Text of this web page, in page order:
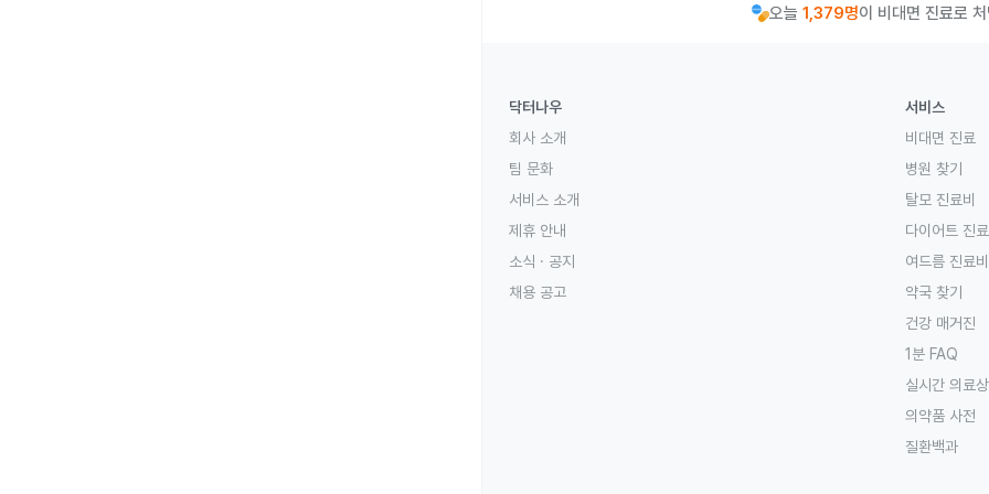
오늘 1,379명이 비대면 진료로
닥터나우
회사 소개
팀 문화
서비스 소개
제휴 안내
소식 · 공지
채용 공고
서비스
비대면 진료
병원 찾기
탈모 진료비
다이어트 진료
여드름 진료비
약국 찾기
건강 매거진
1분 FAQ
실시간 의료
의약품 사전
질환백과